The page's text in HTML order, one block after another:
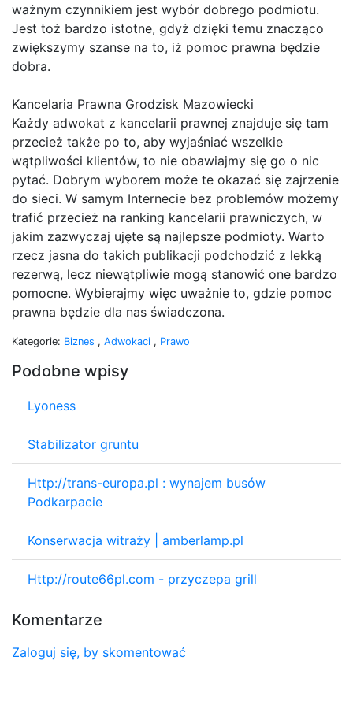
ważnym czynnikiem jest wybór dobrego podmiotu.
Jest toż bardzo istotne, gdyż dzięki temu znacząco
zwiększymy szanse na to, iż pomoc prawna będzie
dobra.
Kancelaria Prawna Grodzisk Mazowiecki
Każdy adwokat z kancelarii prawnej znajduje się tam
przecież także po to, aby wyjaśniać wszelkie
wątpliwości klientów, to nie obawiajmy się go o nic
pytać. Dobrym wyborem może te okazać się zajrzenie
do sieci. W samym Internecie bez problemów możemy
trafić przecież na ranking kancelarii prawniczych, w
jakim zazwyczaj ujęte są najlepsze podmioty. Warto
rzecz jasna do takich publikacji podchodzić z lekką
rezerwą, lecz niewątpliwie mogą stanowić one bardzo
pomocne. Wybierajmy więc uważnie to, gdzie pomoc
prawna będzie dla nas świadczona.
Kategorie: Biznes , Adwokaci , Prawo
Podobne wpisy
Lyoness
Stabilizator gruntu
Http://trans-europa.pl : wynajem busów
Podkarpacie
Konserwacja witraży | amberlamp.pl
Http://route66pl.com - przyczepa grill
Komentarze
Zaloguj się, by skomentować